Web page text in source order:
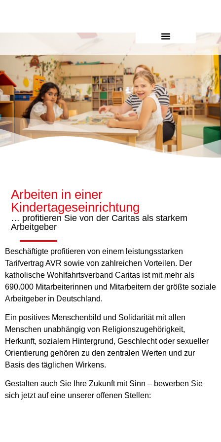
Arbeiten in einer
Kindertageseinrichtung
… profitieren Sie von der Caritas als starkem
Arbeitgeber
Beschäftigte profitieren von einem leistungsstarken
Tarifvertrag AVR sowie von zahlreichen Vorteilen. Der
katholische Wohlfahrtsverband Caritas ist mit mehr als
690.000 Mitarbeiterinnen und Mitarbeitern der größte soziale
Arbeitgeber in Deutschland.
Ein positives Menschenbild und Solidarität mit allen
Menschen unabhängig von Religionszugehörigkeit,
Herkunft, sozialem Hintergrund, Geschlecht oder sexueller
Orientierung gehören zu den zentralen Werten und zur
Basis des täglichen Wirkens.
Gestalten auch Sie Ihre Zukunft mit Sinn – bewerben Sie
sich jetzt auf eine unserer offenen Stellen: